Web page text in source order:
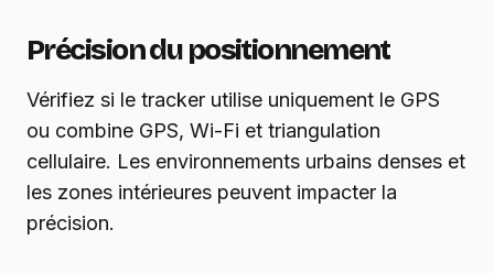
Précision du positionnement
Vérifiez si le tracker utilise uniquement le GPS
ou combine GPS, Wi-Fi et triangulation
cellulaire. Les environnements urbains denses et
les zones intérieures peuvent impacter la
précision.